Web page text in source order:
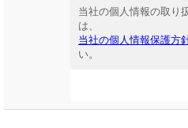
当社の個人情報の取り
は、
当社の個人情報保護方
い。